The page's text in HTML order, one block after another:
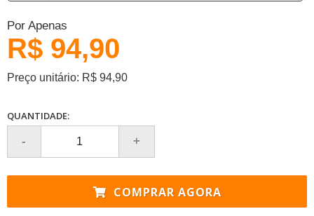
Por Apenas
R$ 94,90
Preço unitário: R$ 94,90
QUANTIDADE:
COMPRAR AGORA